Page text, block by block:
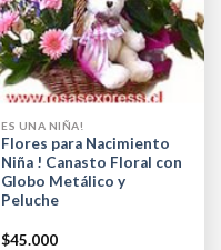
ES UNA NIÑA!
Flores para Nacimiento
Niña ! Canasto Floral con
Globo Metálico y
Peluche
$45.000